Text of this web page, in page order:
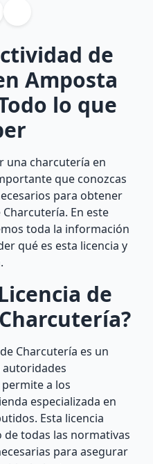
de
Amposta
lo que
una charcutería en
que conozcas
para obtener
En este
toda la información
qué es esta licencia y
de
Charcutería es un
a los
especializada en
Esta licencia
todas las normativas
para asegurar